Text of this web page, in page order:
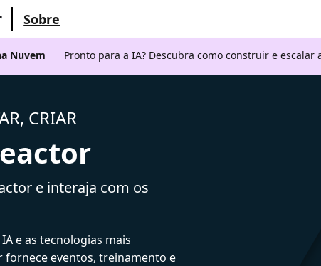
Sobre
Nuvem Pronto para a IA? Descubra como construir e
CRIAR
e interaja com os
e as tecnologias mais
fornece eventos, treinamento e